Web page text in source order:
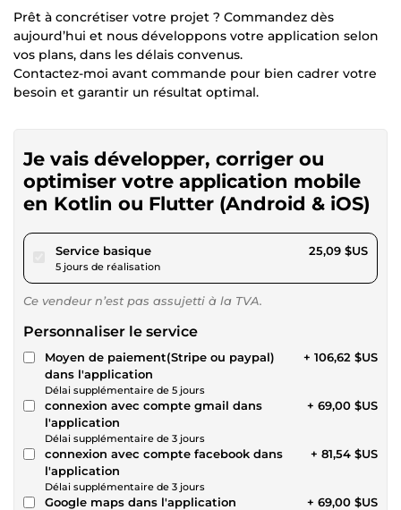
Prêt à concrétiser votre projet ? Commandez dès
aujourd’hui et nous développons votre application selon
vos plans, dans les délais convenus.
Contactez-moi avant commande pour bien cadrer votre
besoin et garantir un résultat optimal.
Je vais développer, corriger ou
optimiser votre application mobile
en Kotlin ou Flutter (Android & iOS)
Service basiquepour 23,12 $US
5 jours de réalisation
25,09 $US
Ce vendeur n’est pas assujetti à la TVA.
Personnaliser le service
Moyen de paiement(Stripe ou paypal)
dans l'application
Délai supplémentaire de 5 jours
+ 106,62 $US
connexion avec compte gmail dans
l'application
Délai supplémentaire de 3 jours
+ 69,00 $US
connexion avec compte facebook dans
l'application
Délai supplémentaire de 3 jours
+ 81,54 $US
Google maps dans l'application + 69,00 $US